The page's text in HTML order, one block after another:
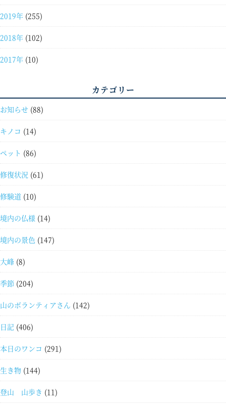
2019年 (255)
2018年 (102)
2017年 (10)
カテゴリー
お知らせ (88)
キノコ (14)
ペット (86)
修復状況 (61)
修験道 (10)
境内の仏様 (14)
境内の景色 (147)
大峰 (8)
季節 (204)
山のボランティアさん (142)
日記 (406)
本日のワンコ (291)
生き物 (144)
登山 山歩き (11)